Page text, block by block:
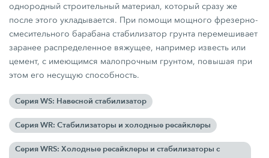
однородный строительный материал, который сразу же
после этого укладывается. При помощи мощного фрезерно-
смесительного барабана стабилизатор грунта перемешивает
заранее распределенное вяжущее, например известь или
цемент, с имеющимся малопрочным грунтом, повышая при
этом его несущую способность.
Серия WS: Навесной стабилизатор
Серия WR: Cтабилизаторы и xолодные ресайклеры
Серия WRS: Холодные ресайклеры и стабилизаторы с